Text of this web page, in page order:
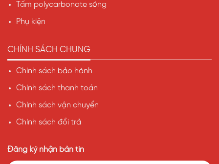
Tấm polycarbonate sóng
Phụ kiện
CHÍNH SÁCH CHUNG
Chính sách bảo hành
Chính sách thanh toán
Chính sách vận chuyển
Chính sách đổi trả
Đăng ký nhận bản tin